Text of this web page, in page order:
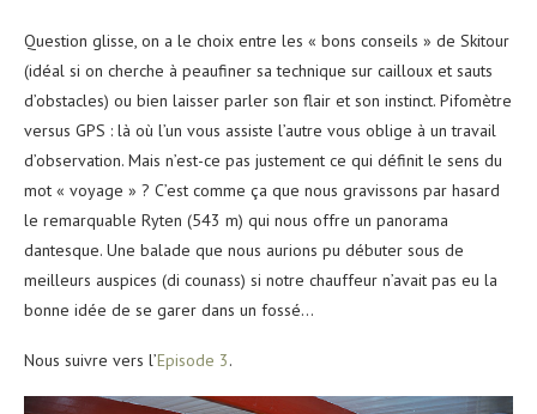
Question glisse, on a le choix entre les « bons conseils » de Skitour
(idéal si on cherche à peaufiner sa technique sur cailloux et sauts
d’obstacles) ou bien laisser parler son flair et son instinct. Pifomètre
versus GPS : là où l’un vous assiste l’autre vous oblige à un travail
d’observation. Mais n’est-ce pas justement ce qui définit le sens du
mot « voyage » ? C’est comme ça que nous gravissons par hasard
le remarquable Ryten (543 m) qui nous offre un panorama
dantesque. Une balade que nous aurions pu débuter sous de
meilleurs auspices (di counass) si notre chauffeur n’avait pas eu la
bonne idée de se garer dans un fossé…
Nous suivre vers l’Episode 3.